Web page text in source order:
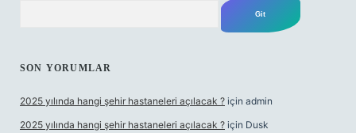
SON YORUMLAR
2025 yılında hangi şehir hastaneleri açılacak ? için admin
2025 yılında hangi şehir hastaneleri açılacak ? için Dusk